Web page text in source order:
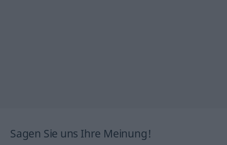
Sagen Sie uns Ihre Meinung!